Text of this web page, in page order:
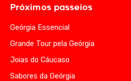
Próximos passeios
Geórgia Essencial
Grande Tour pela Geórgia
Joias do Cáucaso
Sabores da Geórgia